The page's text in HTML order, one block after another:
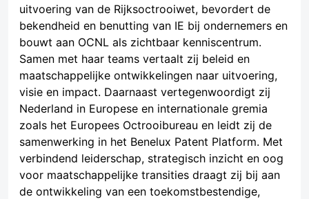
uitvoering van de Rijksoctrooiwet, bevordert de
bekendheid en benutting van IE bij ondernemers en
bouwt aan OCNL als zichtbaar kenniscentrum.
Samen met haar teams vertaalt zij beleid en
maatschappelijke ontwikkelingen naar uitvoering,
visie en impact. Daarnaast vertegenwoordigt zij
Nederland in Europese en internationale gremia
zoals het Europees Octrooibureau en leidt zij de
samenwerking in het Benelux Patent Platform. Met
verbindend leiderschap, strategisch inzicht en oog
voor maatschappelijke transities draagt zij bij aan
de ontwikkeling van een toekomstbestendige,